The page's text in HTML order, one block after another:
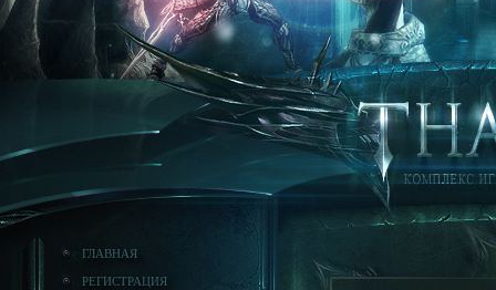
ГЛАВНАЯ
РЕГИСТРАЦИЯ